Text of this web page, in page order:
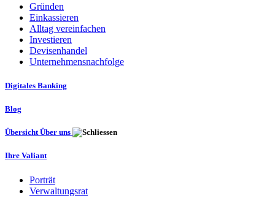
Gründen
Einkassieren
Alltag vereinfachen
Investieren
Devisenhandel
Unternehmensnachfolge
Digitales Banking
Blog
Übersicht Über uns
Ihre Valiant
Porträt
Verwaltungsrat